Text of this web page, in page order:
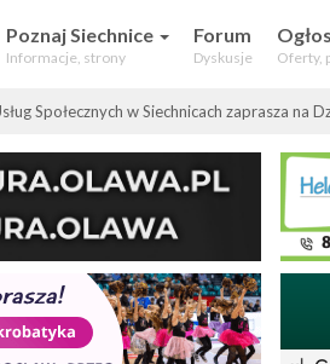
Poznaj Siechnice
Informacje, strony
Forum
Dyskusje Oferty,
Społecznych w Siechnicach zaprasza na